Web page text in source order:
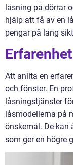
låsning på dörrar
hjälp att få av en
pengar på lång
Att anlita en
och fönster. En
låsningstjänster
låsmodellerna på
önskemål. De kan
som ger en högre